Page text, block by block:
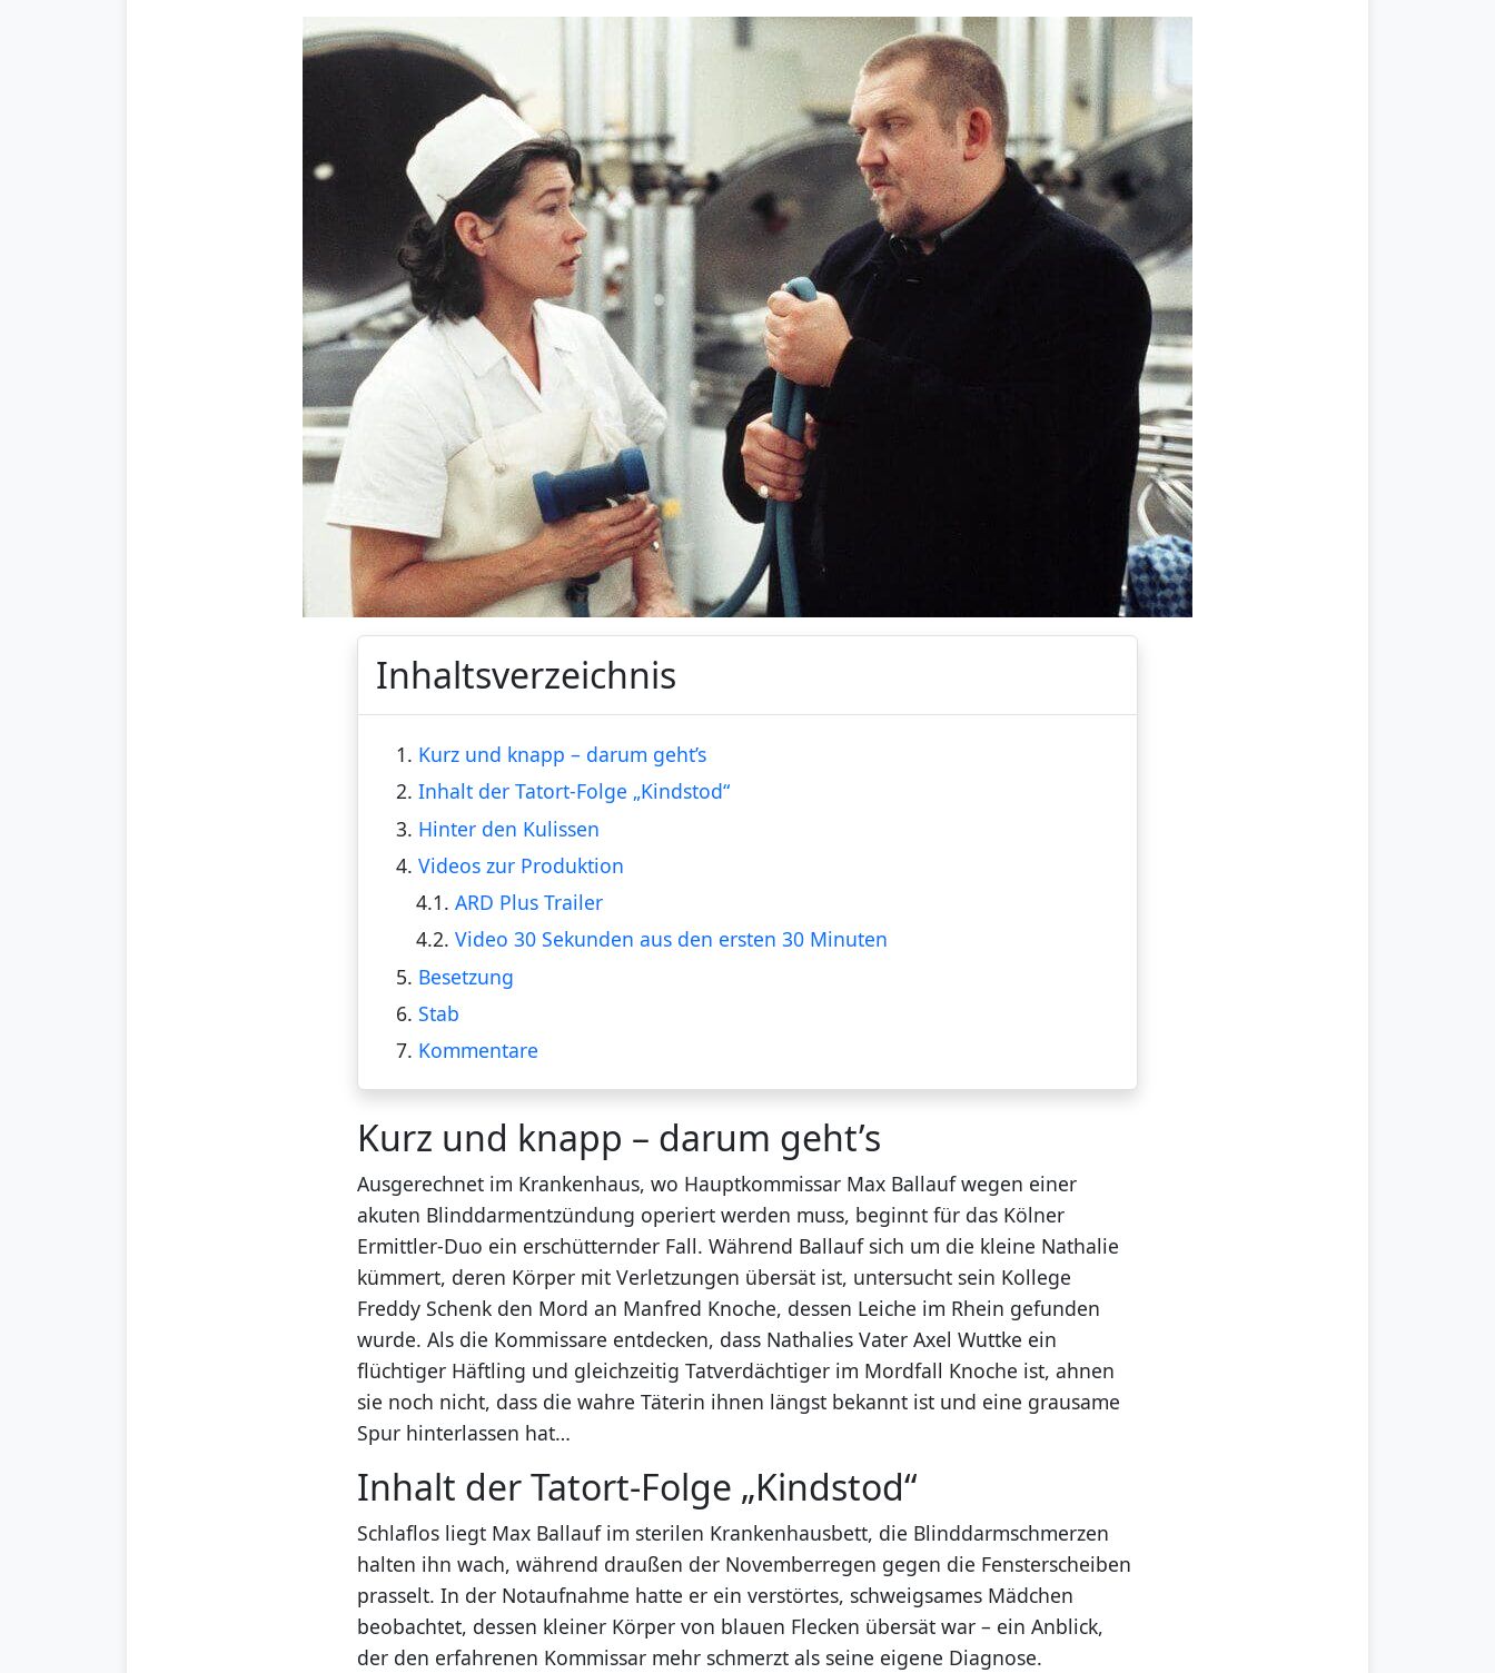
Inhaltsverzeichnis
1. Kurz und knapp – darum geht’s
2. Inhalt der Tatort-Folge „Kindstod“
3. Hinter den Kulissen
4. Videos zur Produktion
4.1. ARD Plus Trailer
4.2. Video 30 Sekunden aus den ersten 30 Minuten
5. Besetzung
6. Stab
7. Kommentare
Kurz und knapp – darum geht’s
Ausgerechnet im Krankenhaus, wo Hauptkommissar Max Ballauf wegen einer
akuten Blinddarmentzündung operiert werden muss, beginnt für das Kölner
Ermittler-Duo ein erschütternder Fall. Während Ballauf sich um die kleine Nathalie
kümmert, deren Körper mit Verletzungen übersät ist, untersucht sein Kollege
Freddy Schenk den Mord an Manfred Knoche, dessen Leiche im Rhein gefunden
wurde. Als die Kommissare entdecken, dass Nathalies Vater Axel Wuttke ein
flüchtiger Häftling und gleichzeitig Tatverdächtiger im Mordfall Knoche ist, ahnen
sie noch nicht, dass die wahre Täterin ihnen längst bekannt ist und eine grausame
Spur hinterlassen hat…
Inhalt der Tatort-Folge „Kindstod“
Schlaflos liegt Max Ballauf im sterilen Krankenhausbett, die Blinddarmschmerzen
halten ihn wach, während draußen der Novemberregen gegen die Fensterscheiben
prasselt. In der Notaufnahme hatte er ein verstörtes, schweigsames Mädchen
beobachtet, dessen kleiner Körper von blauen Flecken übersät war – ein Anblick,
der den erfahrenen Kommissar mehr schmerzt als seine eigene Diagnose.